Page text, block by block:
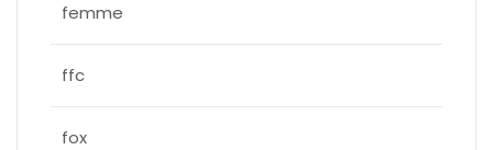
femme
ffc
fox